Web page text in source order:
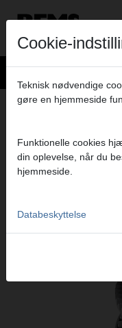
REMS
Cookie-
Teknisk nødvendige
gøre en hjemmeside
Funktionelle cookies
din oplevelse, når du
hjemmeside.
Databeskyttelse